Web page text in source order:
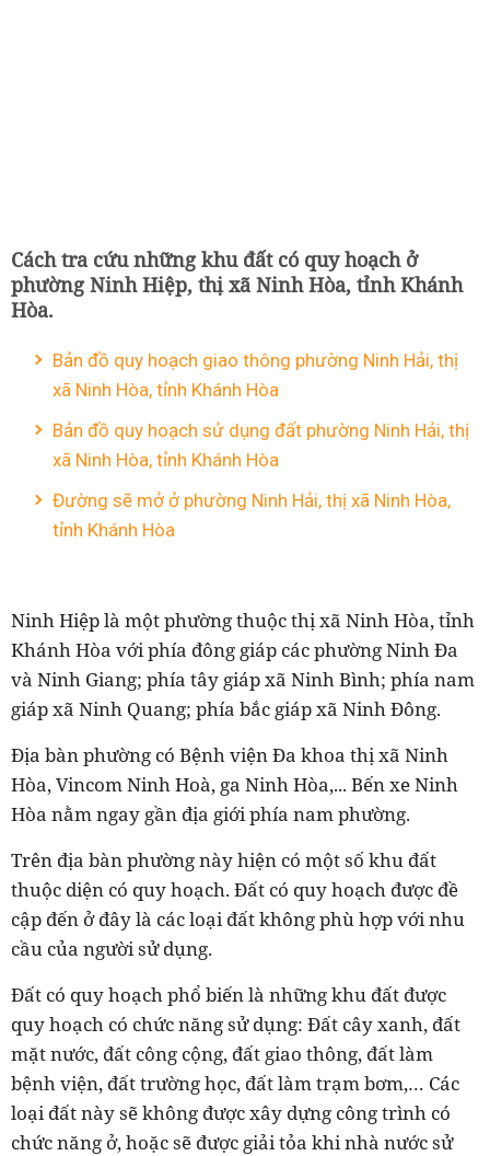
Cách tra cứu những khu đất có quy hoạch ở
phường Ninh Hiệp, thị xã Ninh Hòa, tỉnh Khánh
Hòa.
Bản đồ quy hoạch giao thông phường Ninh Hải, thị
xã Ninh Hòa, tỉnh Khánh Hòa
Bản đồ quy hoạch sử dụng đất phường Ninh Hải, thị
xã Ninh Hòa, tỉnh Khánh Hòa
Đường sẽ mở ở phường Ninh Hải, thị xã Ninh Hòa,
tỉnh Khánh Hòa
Ninh Hiệp là một phường thuộc thị xã Ninh Hòa, tỉnh
Khánh Hòa với phía đông giáp các phường Ninh Đa
và Ninh Giang; phía tây giáp xã Ninh Bình; phía nam
giáp xã Ninh Quang; phía bắc giáp xã Ninh Đông.
Địa bàn phường có Bệnh viện Đa khoa thị xã Ninh
Hòa, Vincom Ninh Hoà, ga Ninh Hòa,... Bến xe Ninh
Hòa nằm ngay gần địa giới phía nam phường.
Trên địa bàn phường này hiện có một số khu đất
thuộc diện có quy hoạch. Đất có quy hoạch được đề
cập đến ở đây là các loại đất không phù hợp với nhu
cầu của người sử dụng.
Đất có quy hoạch phổ biến là những khu đất được
quy hoạch có chức năng sử dụng: Đất cây xanh, đất
mặt nước, đất công cộng, đất giao thông, đất làm
bệnh viện, đất trường học, đất làm trạm bơm,… Các
loại đất này sẽ không được xây dựng công trình có
chức năng ở, hoặc sẽ được giải tỏa khi nhà nước sử